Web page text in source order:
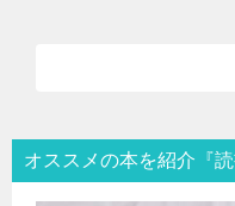
オススメの本を紹介『読